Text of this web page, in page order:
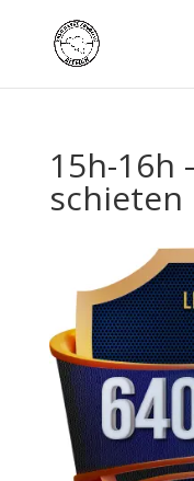
15h-16h
schieten